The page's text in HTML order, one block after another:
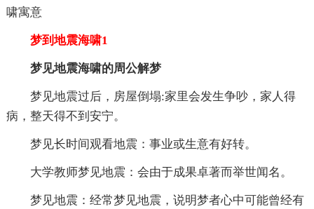
啸寓意
梦到地震海啸1
梦见地震海啸的周公解梦
梦见地震过后，房屋倒塌:家里会发生争吵，家人得
病，整天得不到安宁。
梦见长时间观看地震：事业或生意有好转。
大学教师梦见地震：会由于成果卓著而举世闻名。
梦见地震：经常梦见地震，说明梦者心中可能曾经有